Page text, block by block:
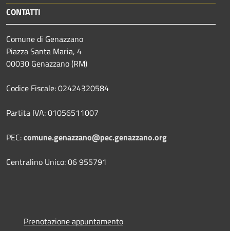
CONTATTI
Comune di Genazzano
Piazza Santa Maria, 4
00030 Genazzano (RM)
Codice Fiscale: 02424320584
Partita IVA: 01056511007
PEC:comune.genazzano@pec.genazzano.org
Centralino Unico: 06 955791
Prenotazione appuntamento